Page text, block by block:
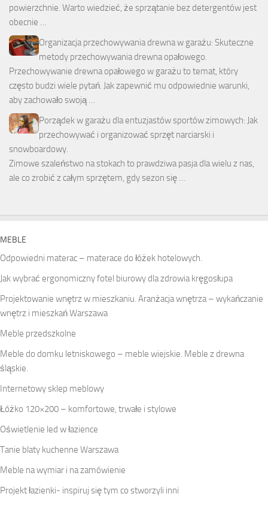
powierzchnie. Warto wiedzieć, że sprzątanie bez detergentów jest
obecnie …
Organizacja przechowywania drewna w garażu: Skuteczne
metody przechowywania drewna opałowego.
Przechowywanie drewna opałowego w garażu to temat, który
często budzi wiele pytań. Jak zapewnić mu odpowiednie warunki,
aby zachowało swoją …
Porządek w garażu dla entuzjastów sportów zimowych: Jak
przechowywać i organizować sprzęt narciarski i
snowboardowy.
Zimowe szaleństwo na stokach to prawdziwa pasja dla wielu z nas,
ale co zrobić z całym sprzętem, gdy sezon się …
MEBLE
Odpowiedni materac – materace do łóżek hotelowych.
Jak wybrać ergonomiczny fotel biurowy dla zdrowia kręgosłupa
Projektowanie wnętrz w mieszkaniu. Aranżacja wnętrza – wykańczanie
wnętrz i mieszkań Warszawa
Meble przedszkolne
Meble do domku letniskowego – meble wiejskie. Meble z drewna
śląskie.
Internetowy sklep meblowy
Łóżko 120×200 – komfortowe, trwałe i stylowe
Oświetlenie led w łazience
Tanie blaty kuchenne Warszawa
Meble na wymiar i na zamówienie
Projekt łazienki- inspiruj się tym co stworzyli inni